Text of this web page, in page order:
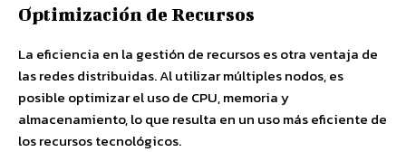
Optimización de Recursos
La eficiencia en la gestión de recursos es otra ventaja de
las redes distribuidas. Al utilizar múltiples nodos, es
posible optimizar el uso de CPU, memoria y
almacenamiento, lo que resulta en un uso más eficiente de
los recursos tecnológicos.